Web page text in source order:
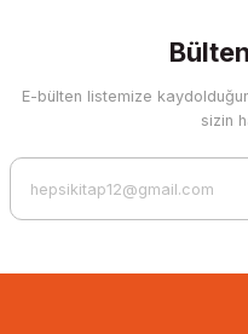
E-bülten listemize
sizin